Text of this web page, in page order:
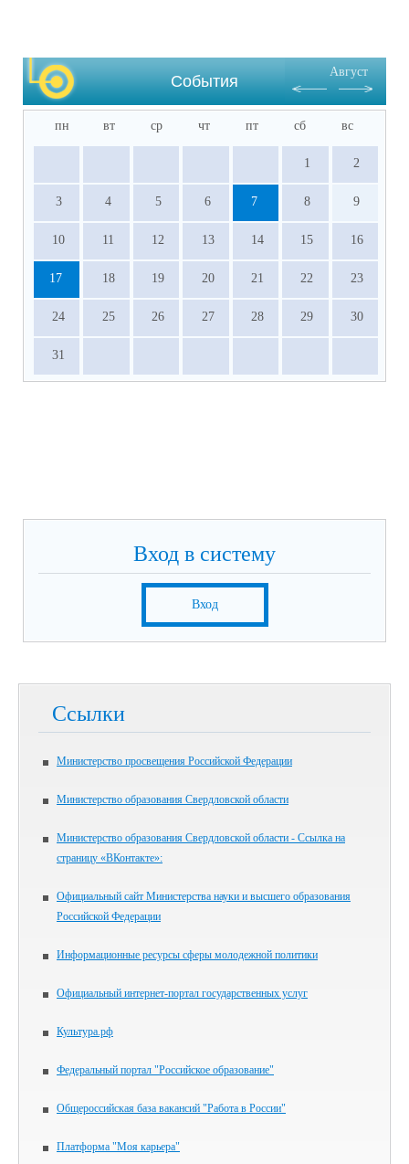
События
Август
пн вт ср чт пт сб вс
1 2
3 4 5 6 7 8 9
10 11 12 13 14 15 16
17 18 19 20 21 22 23
24 25 26 27 28 29 30
31
Вход в систему
Вход
Ссылки
Министерство просвещения Российской Федерации
Министерство образования Свердловской области
Министерство образования Свердловской области - Ссылка на
страницу «ВКонтакте»:
Официальный сайт Министерства науки и высшего образования
Российской Федерации
Информационные ресурсы сферы молодежной политики
Официальный интернет-портал государственных услуг
Культура.рф
Федеральный портал "Российское образование"
Общероссийская база вакансий "Работа в России"
Платформа "Моя карьера"